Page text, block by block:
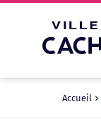
Accueil